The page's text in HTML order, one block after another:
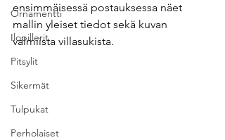
Ornamentti
Ilopillerit
Pitsylit
Sikermät
Tulpukat
Perholaiset
ensimmäisessä postauksessa näet
mallin yleiset tiedot sekä kuvan
valmiista villasukista.